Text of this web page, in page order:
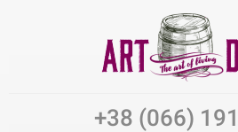
+38 (066)